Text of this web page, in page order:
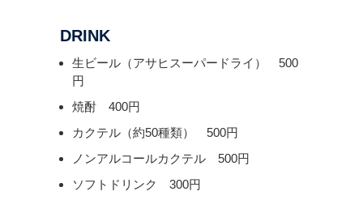
DRINK
生ビール（アサヒスーパードライ） 500
円
焼酎 400円
カクテル（約50種類） 500円
ノンアルコールカクテル 500円
ソフトドリンク 300円